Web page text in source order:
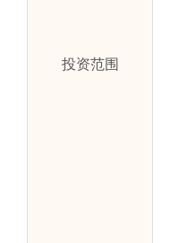
投资范围